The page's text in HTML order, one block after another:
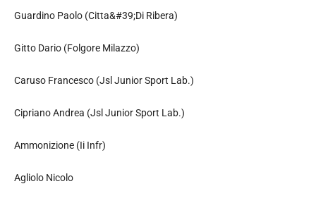
Guardino Paolo (Citta&#39;Di Ribera)
Gitto Dario (Folgore Milazzo)
Caruso Francesco (Jsl Junior Sport Lab.)
Cipriano Andrea (Jsl Junior Sport Lab.)
Ammonizione (Ii Infr)
Agliolo Nicolo